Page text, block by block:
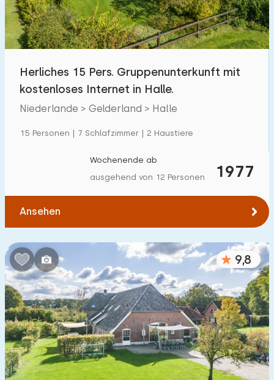
Nicht im Ferienpark 92
Im Ferienpark 128
Einfamilienhaus
Ferienbauernhof
Villa
Kinderfreundlich
Kindermöbel
Eingezäunter Garten 47
Spielgeräte im Garten 101
Hallenbad 46
Freibad 49
Kinderanimation 50
Herliches 15 Pers. Gruppenunterkunft mit
kostenloses Internet in Halle.
Niederlande > Gelderland > Halle
15 Personen | 7 Schlafzimmer | 2 Haustiere
1977
Wochenende ab
ausgehend von 12 Personen
Ansehen
9,8